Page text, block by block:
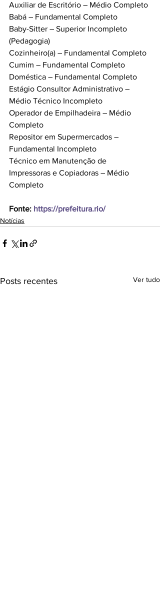
Auxiliar de Escritório – Médio Completo
Babá – Fundamental Completo
Baby-Sitter – Superior Incompleto
(Pedagogia)
Cozinheiro(a) – Fundamental Completo
Cumim – Fundamental Completo
Doméstica – Fundamental Completo
Estágio Consultor Administrativo –
Médio Técnico Incompleto
Operador de Empilhadeira – Médio
Completo
Repositor em Supermercados –
Fundamental Incompleto
Técnico em Manutenção de
Impressoras e Copiadoras – Médio
Completo
Fonte: https://prefeitura.rio/
Notícias
Posts recentes Ver tudo